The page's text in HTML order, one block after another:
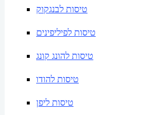
טיסות לבנגקוק
טיסות לפיליפינים
טיסות להונג קונג
טיסות להודו
טיסות ליפן